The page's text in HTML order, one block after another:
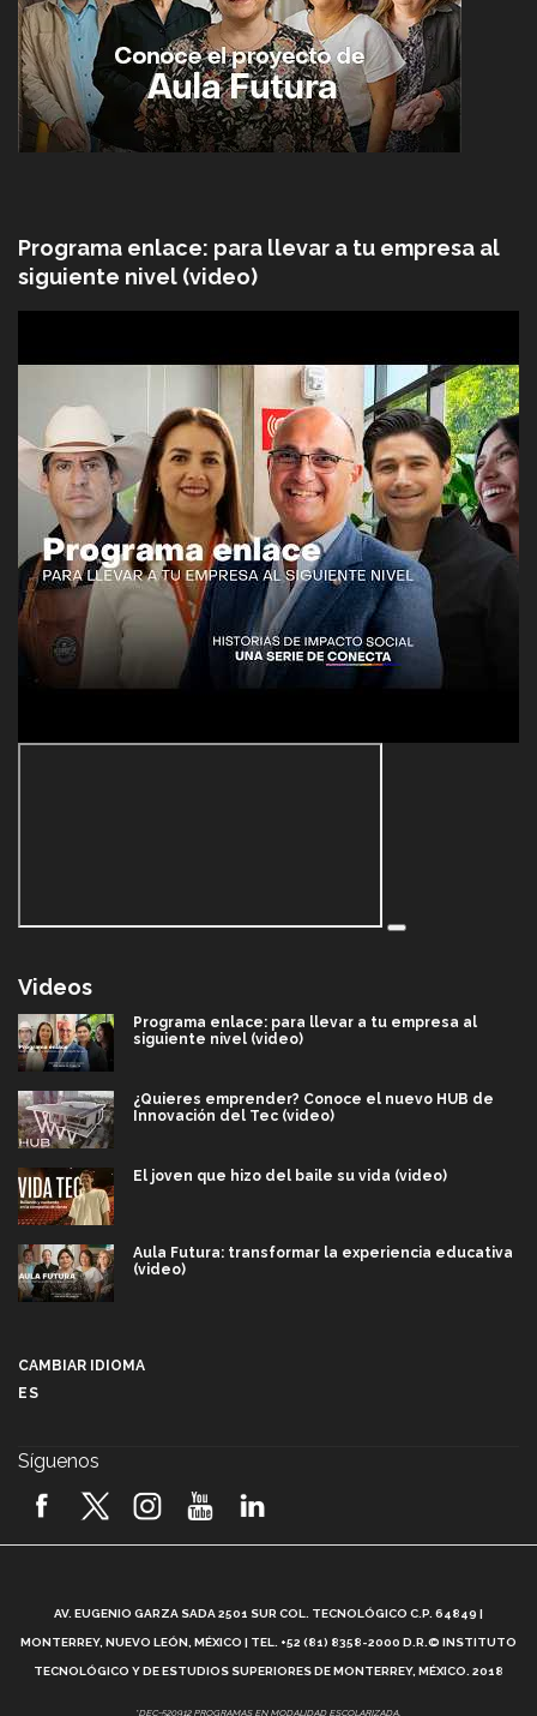
Programa enlace: para llevar a tu empresa al
siguiente nivel (video)
Videos
Programa enlace: para llevar a tu empresa al
siguiente nivel (video)
¿Quieres emprender? Conoce el nuevo HUB de
Innovación del Tec (video)
El joven que hizo del baile su vida (video)
Aula Futura: transformar la experiencia educativa
(video)
2026! (video)
¿Cómo es el Modelo Educativo Tec? (video)
CAMBIAR IDIOMA
ES
Síguenos
AV. EUGENIO GARZA SADA 2501 SUR COL. TECNOLÓGICO C.P. 64849 |
MONTERREY, NUEVO LEÓN, MÉXICO | TEL. +52 (81) 8358-2000 D.R.© INSTITUTO
TECNOLÓGICO Y DE ESTUDIOS SUPERIORES DE MONTERREY, MÉXICO. 2018
*DEC-520912 PROGRAMAS EN MODALIDAD ESCOLARIZADA.